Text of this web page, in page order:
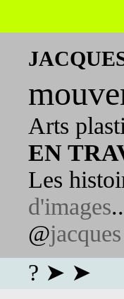
Arts
EN
Les
d'images
@
? ➤ ➤